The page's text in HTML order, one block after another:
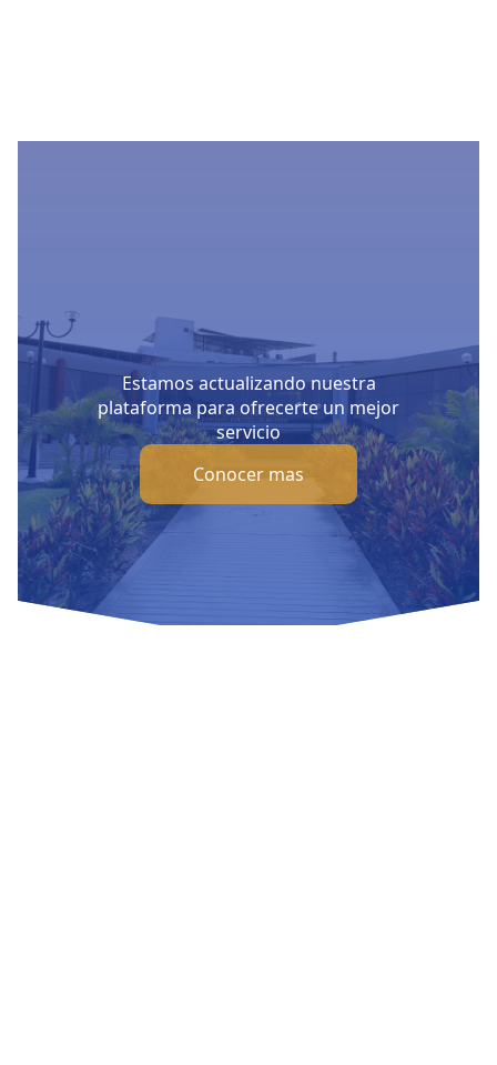
Estamos actualizando nuestra
plataforma para ofrecerte un mejor
servicio
Conocer mas